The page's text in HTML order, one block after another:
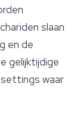
slaan
en de
gelijktijdige
waar